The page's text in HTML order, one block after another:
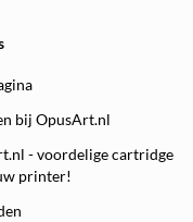
bij OpusArt.nl
- voordelige cartridge
printer!